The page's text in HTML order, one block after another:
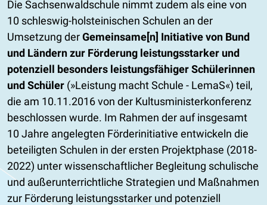
Die Sachsenwaldschule nimmt zudem als eine von
10 schleswig-holsteinischen Schulen an der
Umsetzung derGemeinsame[n] Initiative von Bund
und Ländern zur Förderung leistungsstarker und
potenziell besonders leistungsfähiger Schülerinnen
und Schüler (»Leistung macht Schule - LemaS«) teil,
die am 10.11.2016 von der Kultusministerkonferenz
beschlossen wurde. Im Rahmen der auf insgesamt
10 Jahre angelegten Förderinitiative entwickeln die
beteiligten Schulen in der ersten Projektphase (2018-
2022) unter wissenschaftlicher Begleitung schulische
und außerunterrichtliche Strategien und Maßnahmen
zur Förderung leistungsstarker und potenziell